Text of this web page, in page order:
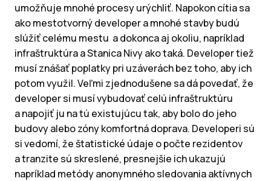
umožňuje mnohé procesy urýchliť. Napokon cítia sa
ako mestotvorný developer a mnohé stavby budú
slúžiť celému mestu a dokonca aj okoliu, napríklad
infraštruktúra a Stanica Nivy ako taká. Developer tiež
musí znášať poplatky pri uzáverách bez toho, aby ich
potom využil. Veľmi zjednodušene sa dá povedať, že
developer si musí vybudovať celú infraštruktúru
a napojiť ju na tú existujúcu tak, aby bolo do jeho
budovy alebo zóny komfortná doprava. Developeri sú
si vedomí, že štatistické údaje o počte rezidentov
a tranzite sú skreslené, presnejšie ich ukazujú
napríklad metódy anonymného sledovania aktívnych